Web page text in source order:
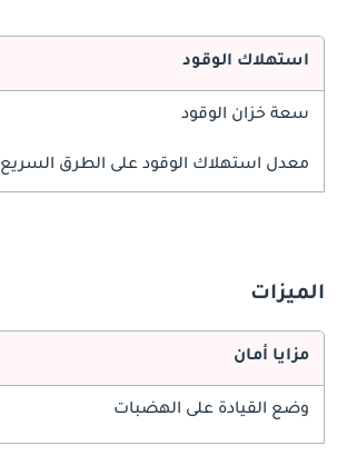
استهلاك الوقود
سعة خزان الوقود
معدل استهلاك الوقود على الطرق السريع
الميزات
مزايا أمان
وضع القيادة على الهضبات